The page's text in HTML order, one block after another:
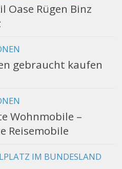
Oase Rügen Binz
gebraucht kaufen
Wohnmobile –
Reisemobile
IM BUNDESLAND